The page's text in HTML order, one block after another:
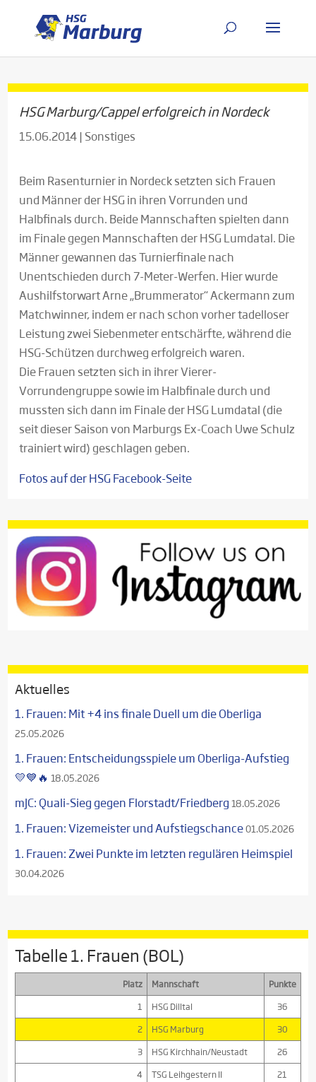
HSG Marburg/Cappel erfolgreich in Nordeck
15.06.2014| Sonstiges
Beim Rasenturnier in Nordeck setzten sich Frauen
und Männer der HSG in ihren Vorrunden und
Halbfinals durch. Beide Mannschaften spielten dann
im Finale gegen Mannschaften der HSG Lumdatal. Die
Männer gewannen das Turnierfinale nach
Unentschieden durch 7-Meter-Werfen. Hier wurde
Aushilfstorwart Arne „Brummerator“ Ackermann zum
Matchwinner, indem er nach schon vorher tadelloser
Leistung zwei Siebenmeter entschärfte, während die
HSG-Schützen durchweg erfolgreich waren.
Die Frauen setzten sich in ihrer Vierer-
Vorrundengruppe sowie im Halbfinale durch und
mussten sich dann im Finale der HSG Lumdatal (die
seit dieser Saison von Marburgs Ex-Coach Uwe Schulz
trainiert wird) geschlagen geben.
Fotos auf der HSG Facebook-Seite
Aktuelles
1. Frauen: Mit +4 ins finale Duell um die Oberliga
25.05.2026
1. Frauen: Entscheidungsspiele um Oberliga-Aufstieg
💛💙🔥 18.05.2026
mJC: Quali-Sieg gegen Florstadt/Friedberg 18.05.2026
1. Frauen: Vizemeister und Aufstiegschance01.05.2026
1. Frauen: Zwei Punkte im letzten regulären Heimspiel
30.04.2026
Tabelle 1. Frauen (BOL)
Platz Mannschaft
Punkte
1
HSG Dilltal
36
2
HSG Marburg
30
3
HSG Kirchhain/Neustadt
26
4
TSG Leihgestern II
21